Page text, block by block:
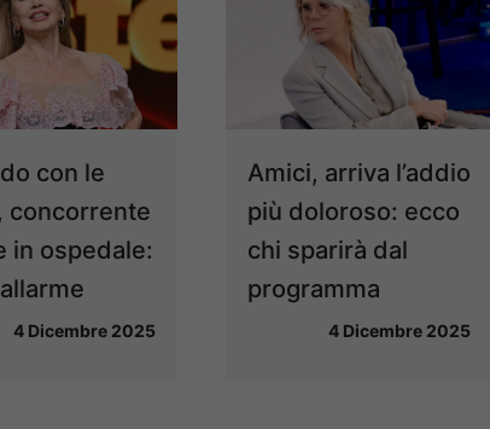
con le
concorrente
in ospedale:
4 Dicembre 2025
Amici, arriva l’addio
più doloroso: ecco
chi sparirà dal
programma
4 Dicembre 2025